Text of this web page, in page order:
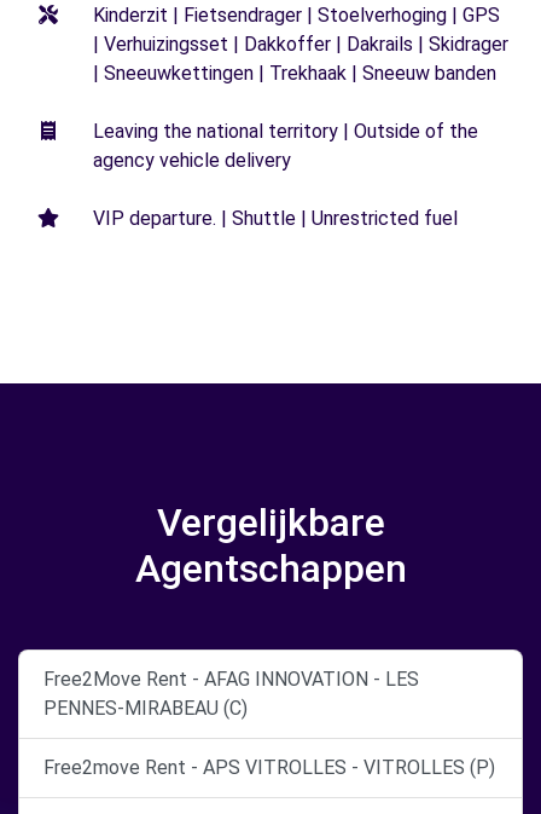
Kinderzit | Fietsendrager | Stoelverhoging | GPS
| Verhuizingsset | Dakkoffer | Dakrails | Skidrager
| Sneeuwkettingen | Trekhaak | Sneeuw banden
Leaving the national territory | Outside of the
agency vehicle delivery
VIP departure. | Shuttle | Unrestricted fuel
Vergelijkbare
Agentschappen
Free2Move Rent - AFAG INNOVATION - LES
PENNES-MIRABEAU (C)
Free2move Rent - APS VITROLLES - VITROLLES (P)